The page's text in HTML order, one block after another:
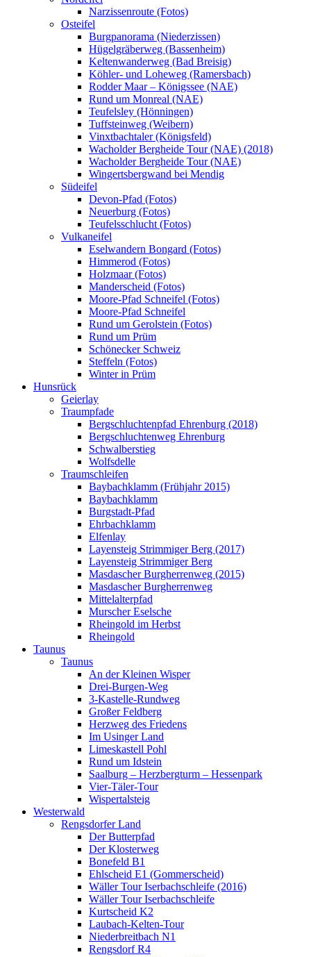
Narzissenroute (Fotos)
Osteifel
Burgpanorama (Niederzissen)
Hügelgräberweg (Bassenheim)
Keltenwanderweg (Bad Breisig)
Köhler- und Loheweg (Ramersbach)
Rodder Maar – Königssee (NAE)
Rund um Monreal (NAE)
Teufelsley (Hönningen)
Tuffsteinweg (Weibern)
Vinxtbachtaler (Königsfeld)
Wacholder Bergheide Tour (NAE) (2018)
Wacholder Bergheide Tour (NAE)
Wingertsbergwand bei Mendig
Südeifel
Devon-Pfad (Fotos)
Neuerburg (Fotos)
Teufelsschlucht (Fotos)
Vulkaneifel
Eselwandern Bongard (Fotos)
Himmerod (Fotos)
Holzmaar (Fotos)
Manderscheid (Fotos)
Moore-Pfad Schneifel (Fotos)
Moore-Pfad Schneifel
Rund um Gerolstein (Fotos)
Rund um Prüm
Schönecker Schweiz
Steffeln (Fotos)
Winter in Prüm
Hunsrück
Geierlay
Traumpfade
Bergschluchtenpfad Ehrenburg (2018)
Bergschluchtenweg Ehrenburg
Schwalberstieg
Wolfsdelle
Traumschleifen
Baybachklamm (Frühjahr 2015)
Baybachklamm
Burgstadt-Pfad
Ehrbachklamm
Elfenlay
Layensteig Strimmiger Berg (2017)
Layensteig Strimmiger Berg
Masdascher Burgherrenweg (2015)
Masdascher Burgherrenweg
Mittelalterpfad
Murscher Eselsche
Rheingold im Herbst
Rheingold
Taunus
Taunus
An der Kleinen Wisper
Drei-Burgen-Weg
3-Kastelle-Rundweg
Großer Feldberg
Herzweg des Friedens
Im Usinger Land
Limeskastell Pohl
Rund um Idstein
Saalburg – Herzbergturm – Hessenpark
Vier-Täler-Tour
Wispertalsteig
Westerwald
Rengsdorfer Land
Der Butterpfad
Der Klosterweg
Bonefeld B1
Ehlscheid E1 (Gommerscheid)
Wäller Tour Iserbachschleife (2016)
Wäller Tour Iserbachschleife
Kurtscheid K2
Laubach-Kelten-Tour
Niederbreitbach N1
Rengsdorf R4